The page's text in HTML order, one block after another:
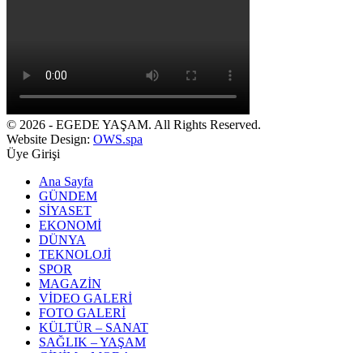
© 2026 - EGEDE YAŞAM. All Rights Reserved.
Website Design: OWS.spa
Üye Girişi
Ana Sayfa
GÜNDEM
SİYASET
EKONOMİ
DÜNYA
TEKNOLOJİ
SPOR
MAGAZİN
VİDEO GALERİ
FOTO GALERİ
KÜLTÜR – SANAT
SAĞLIK – YAŞAM